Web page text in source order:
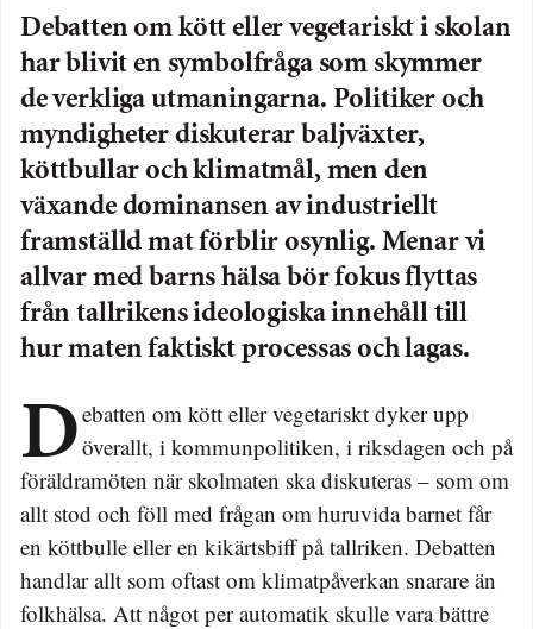
Debatten om kött eller vegetariskt i skolan
har blivit en symbolfråga som skymmer
de verkliga utmaningarna. Politiker och
myndigheter diskuterar baljväxter,
köttbullar och klimatmål, men den
växande dominansen av industriellt
framställd mat förblir osynlig. Menar vi
allvar med barns hälsa bör fokus flyttas
från tallrikens ideologiska innehåll till
hur maten faktiskt processas och lagas.
Debatten om kött eller vegetariskt dyker uppöverallt, i kommunpolitiken, i riksdagen och på
föräldramöten när skolmaten ska diskuteras – som om
allt stod och föll med frågan om huruvida barnet får
en köttbulle eller en kikärtsbiff på tallriken. Debatten
handlar allt som oftast om klimatpåverkan snarare än
folkhälsa. Att något per automatik skulle vara bättre